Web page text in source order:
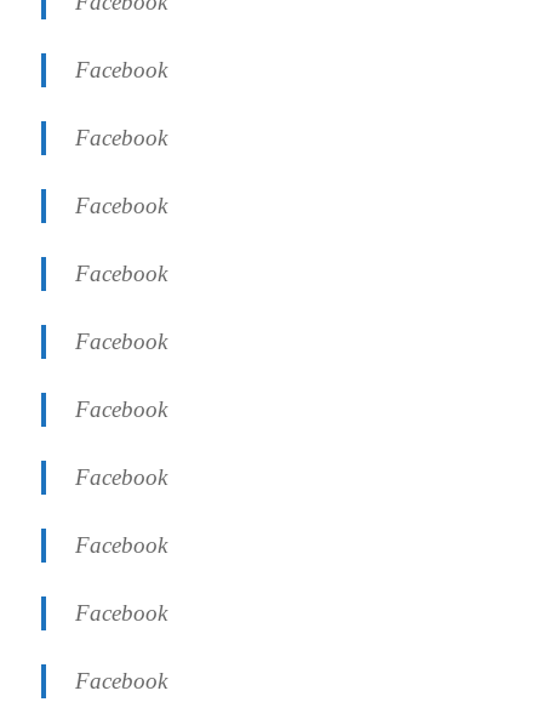
Facebook
Facebook
Facebook
Facebook
Facebook
Facebook
Facebook
Facebook
Facebook
Facebook